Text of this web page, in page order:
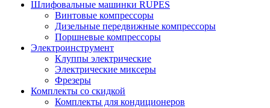
Шлифовальные машинки RUPES
Винтовые компрессоры
Дизельные передвижные компрессоры
Поршневые компрессоры
Электроинструмент
Клуппы электрические
Электрические миксеры
Фрезеры
Комплекты со скидкой
Комплекты для кондиционеров